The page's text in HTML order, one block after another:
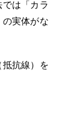
は「カラ
実体がな
抗線）を